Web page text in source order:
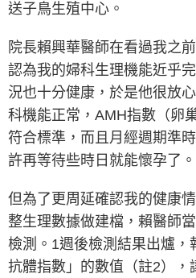
送子鳥生殖中心。
院長賴興華醫師在看過我之
認為我的婦科生理機能近乎
況也十分健康，於是他很放
科機能正常，AMH指數（卵
符合標準，而且月經週期準
許再等待些時日就能懷孕了。
但為了更周延確認我的健康
整生理數據做建檔，賴醫師
檢測。1週後檢測結果出爐，
抗體指數」的數值（註2），